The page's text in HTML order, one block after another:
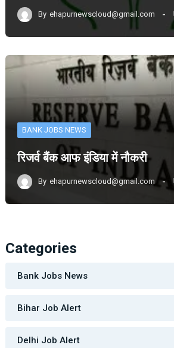
By ehapurnewscloud@gmail.com
BANK JOBS NEWS
रिजर्व बैंक आफ इंडिया में नौकरी
By ehapurnewscloud@gmail.com
Categories
Bank Jobs News
Bihar Job Alert
Delhi Job Alert